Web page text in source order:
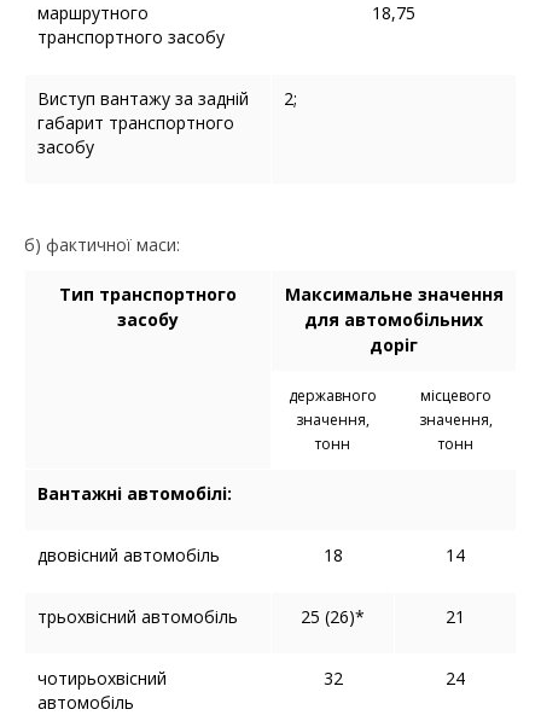
маршрутного
транспортного засобу
18,75
Виступ вантажу за задній
габарит транспортного
засобу
2;
б) фактичної маси:
Тип транспортного
засобу
Максимальне значення
для автомобільних
доріг
державного
значення,
тонн
місцевого
значення,
тонн
Вантажні автомобілі:
двовісний автомобіль 18 14
трьохвісний автомобіль 25 (26)* 21
чотирьохвісний
автомобіль
32 24